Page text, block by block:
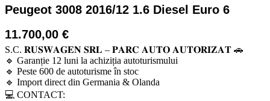
Peugeot 3008 2016/12 1.6 Diesel Euro 6
11.700,00 €
S.C. 𝐑𝐔𝐒𝐖𝐀𝐆𝐄𝐍 𝐒𝐑𝐋 – 𝐏𝐀𝐑𝐂 𝐀𝐔𝐓𝐎 𝐀𝐔𝐓𝐎𝐑𝐈𝐙𝐀𝐓 🚗
🔹 Garanție 12 luni la achiziția autoturismului
🔹 Peste 600 de autoturisme în stoc
🔹 Import direct din Germania & Olanda
💻 CONTACT: